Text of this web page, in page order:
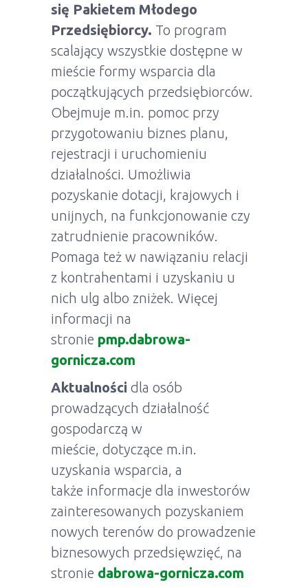
się Pakietem Młodego
Przedsiębiorcy. To program
scalający wszystkie dostępne w
mieście formy wsparcia dla
początkujących przedsiębiorców.
Obejmuje m.in. pomoc przy
przygotowaniu biznes planu,
rejestracji i uruchomieniu
działalności. Umożliwia
pozyskanie dotacji, krajowych i
unijnych, na funkcjonowanie czy
zatrudnienie pracowników.
Pomaga też w nawiązaniu relacji
z kontrahentami i uzyskaniu u
nich ulg albo zniżek. Więcej
informacji na
stronie pmp.dabrowa-
gornicza.com
Aktualności dla osób
prowadzących działalność
gospodarczą w
mieście, dotyczące m.in.
uzyskania wsparcia, a
także informacje dla inwestorów
zainteresowanych pozyskaniem
nowych terenów do prowadzenie
biznesowych przedsięwzięć, na
stronie dabrowa-gornicza.com